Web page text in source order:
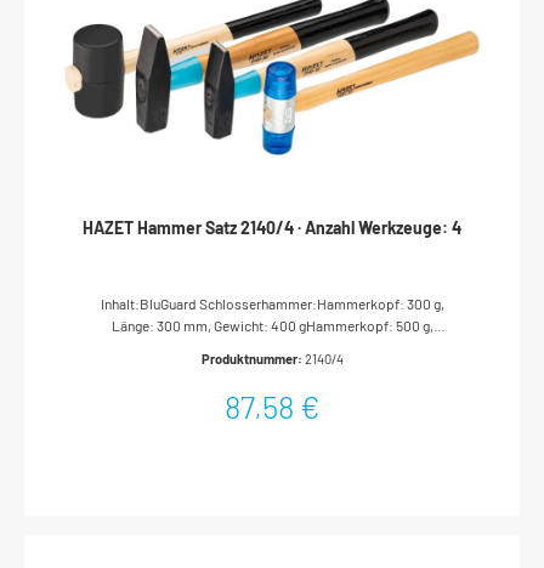
HAZET Hammer Satz 2140/4 · Anzahl Werkzeuge: 4
Inhalt:BluGuard Schlosserhammer:Hammerkopf: 300 g,
Länge: 300 mm, Gewicht: 400 gHammerkopf: 500 g,
32 mm, Länge: 280 mm, Gewicht: 325 gGummihammer,
Die neue HAZET Hammer-Generation. Mehr Sicherheit am
Produktnummer: 2140/4
87,58 €